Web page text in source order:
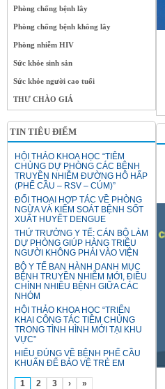
Phòng chống bệnh lây
Phòng chống bệnh không lây
Phòng nhiễm HIV
Sức khỏe sinh sản
Sức khỏe người cao tuổi
THƯ CHÀO GIÁ
TIN TIÊU ĐIỂM
HỘI THẢO KHOA HỌC “TIÊM
CHỦNG DỰ PHÒNG CÁC BỆNH
TRUYỀN NHIỄM ĐƯỜNG HÔ HẤP
(PHẾ CẦU – RSV – CÚM)”
ĐỐI THOẠI HỢP TÁC VỀ PHÒNG
NGỪA VÀ KIỂM SOÁT BỆNH SỐT
XUẤT HUYẾT DENGUE
THỨ TRƯỞNG Y TẾ: CÁN BỘ LÀM
DỰ PHÒNG GIÚP HÀNG TRIỆU
NGƯỜI KHÔNG PHẢI VÀO VIỆN
BỘ Y TẾ BAN HÀNH DANH MỤC
BỆNH TRUYỀN NHIỄM MỚI, ĐIỀU
CHỈNH NHIỀU BỆNH GIỮA CÁC
NHÓM
HỘI THẢO KHOA HỌC “TRIỂN
KHAI CÔNG TÁC TIÊM CHỦNG
TRONG TÌNH HÌNH MỚI TẠI KHU
VỰC”
HIỂU ĐÚNG VỀ BỆNH PHẾ CẦU
KHUẨN ĐỂ BẢO VỆ TRẺ EM
1 2 3 › »